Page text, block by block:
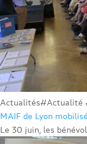
Actualités#Actualité
MAIF de Lyon
Le 30 juin, les